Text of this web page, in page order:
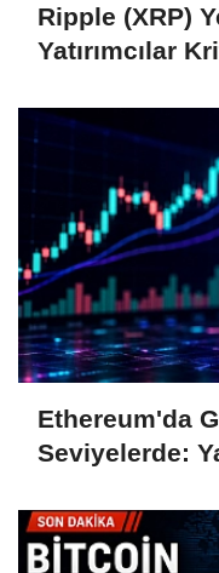
Ripple (XRP)
Yatırımcılar
Ethereum'da
Seviyelerde: